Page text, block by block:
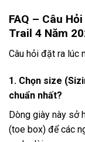
FAQ – Câu
Trail 4 Năm
Câu hỏi đặt ra lúc
1. Chọn size
chuẩn nhất?
Dòng giày này sở
(toe box) để các